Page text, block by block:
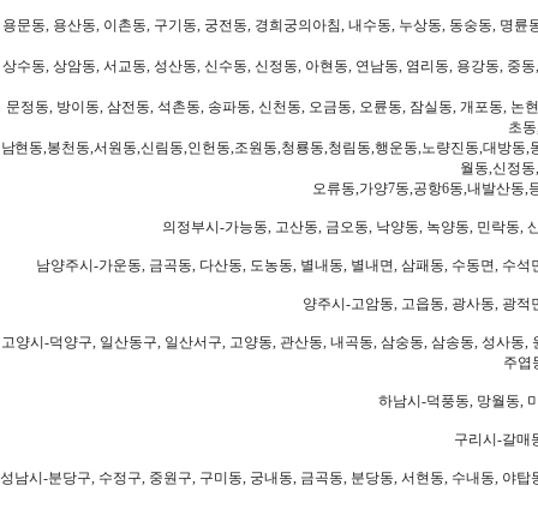
용문동, 용산동, 이촌동, 구기동, 궁전동, 경희궁의아침, 내수동, 누상동, 동숭동, 명
상수동, 상암동, 서교동, 성산동, 신수동, 신정동, 아현동, 연남동, 염리동, 용강동, 중
문정동, 방이동, 삼전동, 석촌동, 송파동, 신천동, 오금동, 오륜동, 잠실동, 개포동,
초
남현동,봉천동,서원동,신림동,인헌동,조원동,청룡동,청림동,행운동,노량진동,대방
월동,신정
오류동,가양7동,공항6동,내발산동,
의정부시-가능동, 고산동, 금오동, 낙양동, 녹양동, 민락동,
남양주시-가운동, 금곡동, 다산동, 도농동, 별내동, 별내면, 삼패동, 수동면, 수
양주시-고암동, 고읍동, 광사동, 광
고양시-덕양구, 일산동구, 일산서구, 고양동, 관산동, 내곡동, 삼숭동, 삼송동, 성사
주엽
하남시-덕풍동, 망월동,
구리시-갈매
성남시-분당구, 수정구, 중원구, 구미동, 궁내동, 금곡동, 분당동, 서현동, 수내동, 야